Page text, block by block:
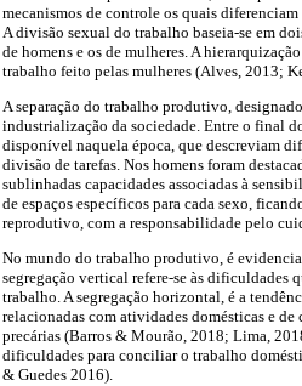
mecanismos de controle os quais
A divisão sexual do trabalho baseia-se em
de homens e os de mulheres. A
trabalho feito pelas mulheres (Alves, 2013;
A separação do trabalho produtivo,
industrialização da sociedade. Entre o final
disponível naquela época, que descreviam
divisão de tarefas. Nos homens foram
sublinhadas capacidades associadas à
de espaços específicos para cada sexo,
reprodutivo, com a responsabilidade pelo
No mundo do trabalho produtivo, é
segregação vertical refere-se às dificuldades
trabalho. A segregação horizontal, é a
relacionadas com atividades domésticas e
precárias (Barros & Mourão, 2018; Lima,
dificuldades para conciliar o trabalho
& Guedes 2016).